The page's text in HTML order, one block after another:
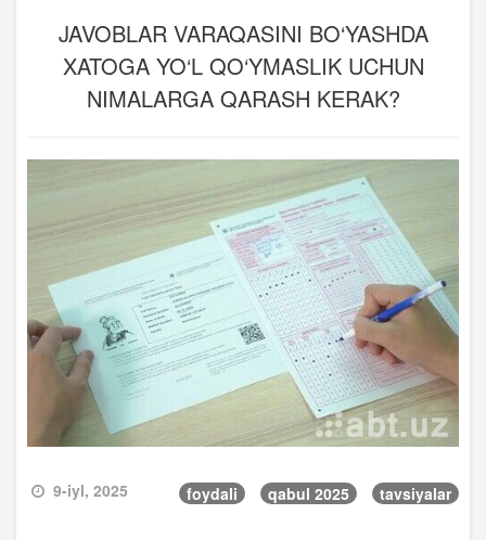
JAVOBLAR VARAQASINI BO‘YASHDA
XATOGA YO‘L QO‘YMASLIK UCHUN
NIMALARGA QARASH KERAK?
9-iyl, 2025 foydali qabul 2025 tavsiyalar